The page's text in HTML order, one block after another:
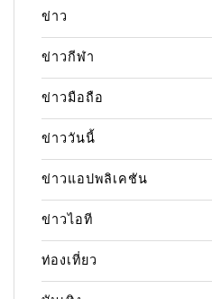
ข่าว
ข่าวกีฬา
ข่าวมือถือ
ข่าววันนี้
ข่าวแอปพลิเคชัน
ข่าวไอที
ท่องเที่ยว